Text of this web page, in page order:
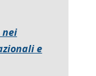
nei
e